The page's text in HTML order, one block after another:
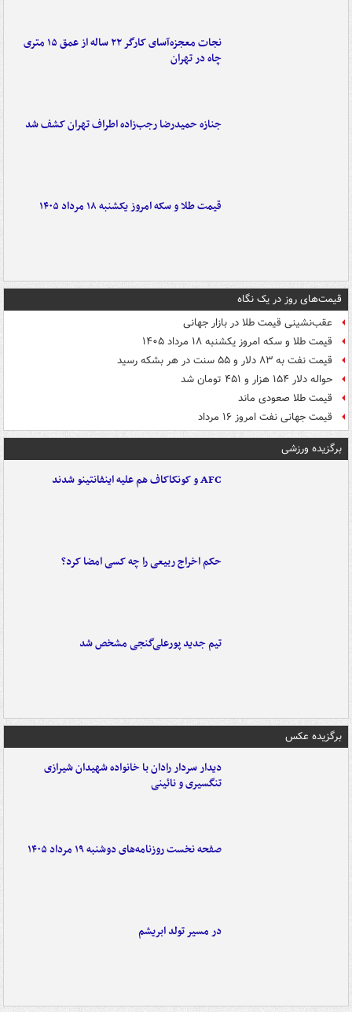
نجات معجزه‌آسای کارگر ۲۲ ساله از عمق ۱۵ متری
چاه در تهران
جنازه حمیدرضا رجب‌زاده اطراف تهران کشف شد
قیمت طلا و سکه امروز یکشنبه ۱۸ مرداد ۱۴۰۵
قیمت‌های روز در یک نگاه
عقب‌نشینی قیمت طلا در بازار جهانی
قیمت طلا و سکه امروز یکشنبه ۱۸ مرداد ۱۴۰۵
قیمت نفت به ۸۳ دلار و ۵۵ سنت در هر بشکه رسید
حواله دلار ۱۵۴ هزار و ۴۵۱ تومان شد
قیمت طلا صعودی ماند
قیمت جهانی نفت امروز ۱۶ مرداد
برگزیده ورزشی
AFC و کونکاکاف هم علیه اینفانتینو شدند
حکم اخراج ربیعی را چه کسی امضا کرد؟
تیم جدید پورعلی‌گنجی مشخص شد
برگزیده عکس
دیدار سردار رادان با خانواده‌ شهیدان شیرازی
تنگسیری و نائینی
صفحه نخست روزنامه‌های دوشنبه ۱۹ مرداد ۱۴۰۵
در مسیر تولد ابریشم